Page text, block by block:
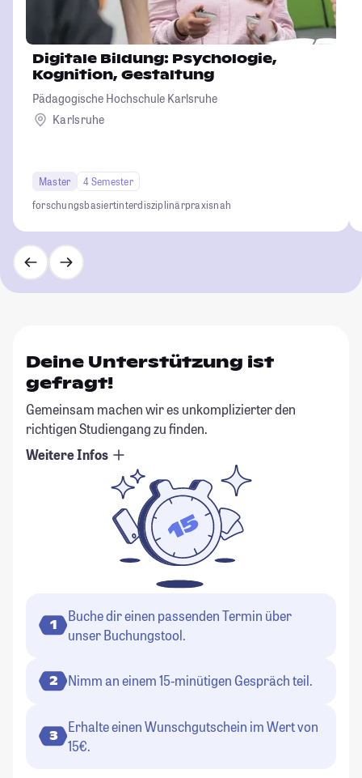
Digitale Bildung: Psychologie,
Kognition, Gestaltung
Pädagogische Hochschule Karlsruhe
Karlsruhe
Master
4 Semester
forschungsbasiertinterdisziplinärpraxisnah
Deine Unterstützung ist
gefragt!
Gemeinsam machen wir es unkomplizierter den
richtigen Studiengang zu finden.
Weitere Infos
1
Buche dir einen passenden Termin über
unser Buchungstool.
2 Nimm an einem 15-minütigen Gespräch teil.
3
Erhalte einen Wunschgutschein im Wert von
15€.